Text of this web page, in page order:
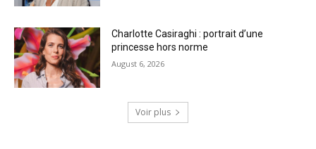
Charlotte Casiraghi : portrait d’une
princesse hors norme
August 6, 2026
Voir plus